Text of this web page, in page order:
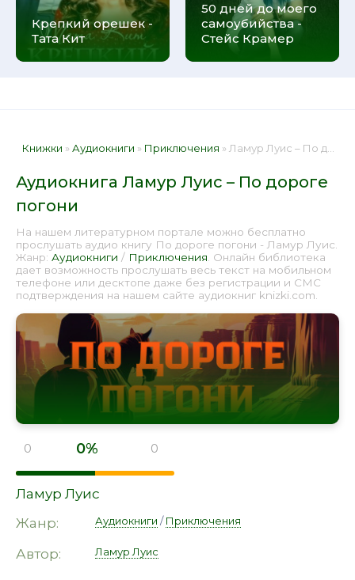
Крепкий орешек -
Тата Кит
50 дней до моего
самоубийства -
Стейс Крамер
Книжки »Аудиокниги » Приключения » Ламур Луис – По дороге погони 📕 - Книга онлайн бесплатно
Аудиокнига Ламур Луис – По дороге
погони
На нашем литературном портале можно бесплатно
прослушать аудио книгу По дороге погони - Ламур Луис.
Жанр: Аудиокниги / Приключения . Онлайн библиотека
дает возможность прослушать весь текст на мобильном
телефоне или десктопе даже без регистрации и СМС
подтверждения на нашем сайте аудиокниг knizki.com.
0 0% 0
Ламур Луис
Жанр:
Аудиокниги /Приключения
Автор: Ламур Луис